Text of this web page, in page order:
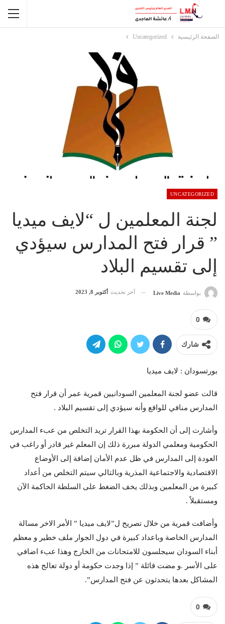
الصفحة الرئيسية Uncategorized
UNCATEGORIZED
لجنة المعلمين ل “لايف ميديا
” قرار فتح المدارس سيؤدي
إلى تقسيم البلاد
بواسطة Live Media آخر تحديث أكتوبر 8, 2023
0
شارك
بورتسودان : لايف ميديا
قالت عضو لجنة المعلمين السودانيين قمرية عمر أن قرار فتح
المدارس منافي للواقع وأنه سيؤدي إلى تقسيم البلاد .
وأشارت إلى أن الحكومة بهذا القرار تريد التخلص من عبء المدارس
الحكومية ومعلمي الدولة مبررة ذلك إن المعلم غير قادر أو راغب في
العودة إلى المدارس في ظل عدم الأمان إضافة إلى الأوضاع
الاقتصادية والاجتماعية المذرية وبالتالي سيتم التخلص من أعداد
كبيرة من المعلمين وبذلك يخف الضغط على السلطة الحاكمة الآن
ومستقبلاً .
وأضافت قمرية من خلال تصريح ل”لايف ميديا ” الأمر الاخر مسالة
المدارس الخاصة وباعداد كبيرة في دول الجوار ملف خطير و معظم
أبناء السودان سيجلسون للامتحانات من الخارج وهذا عبء اضافي
على الأسر .و مضت قائلة ” إذا وجدت حكومة أو دولة تعالج هذه
المشاكل بعدها يتحدثون عن فتح المدارس”.
0